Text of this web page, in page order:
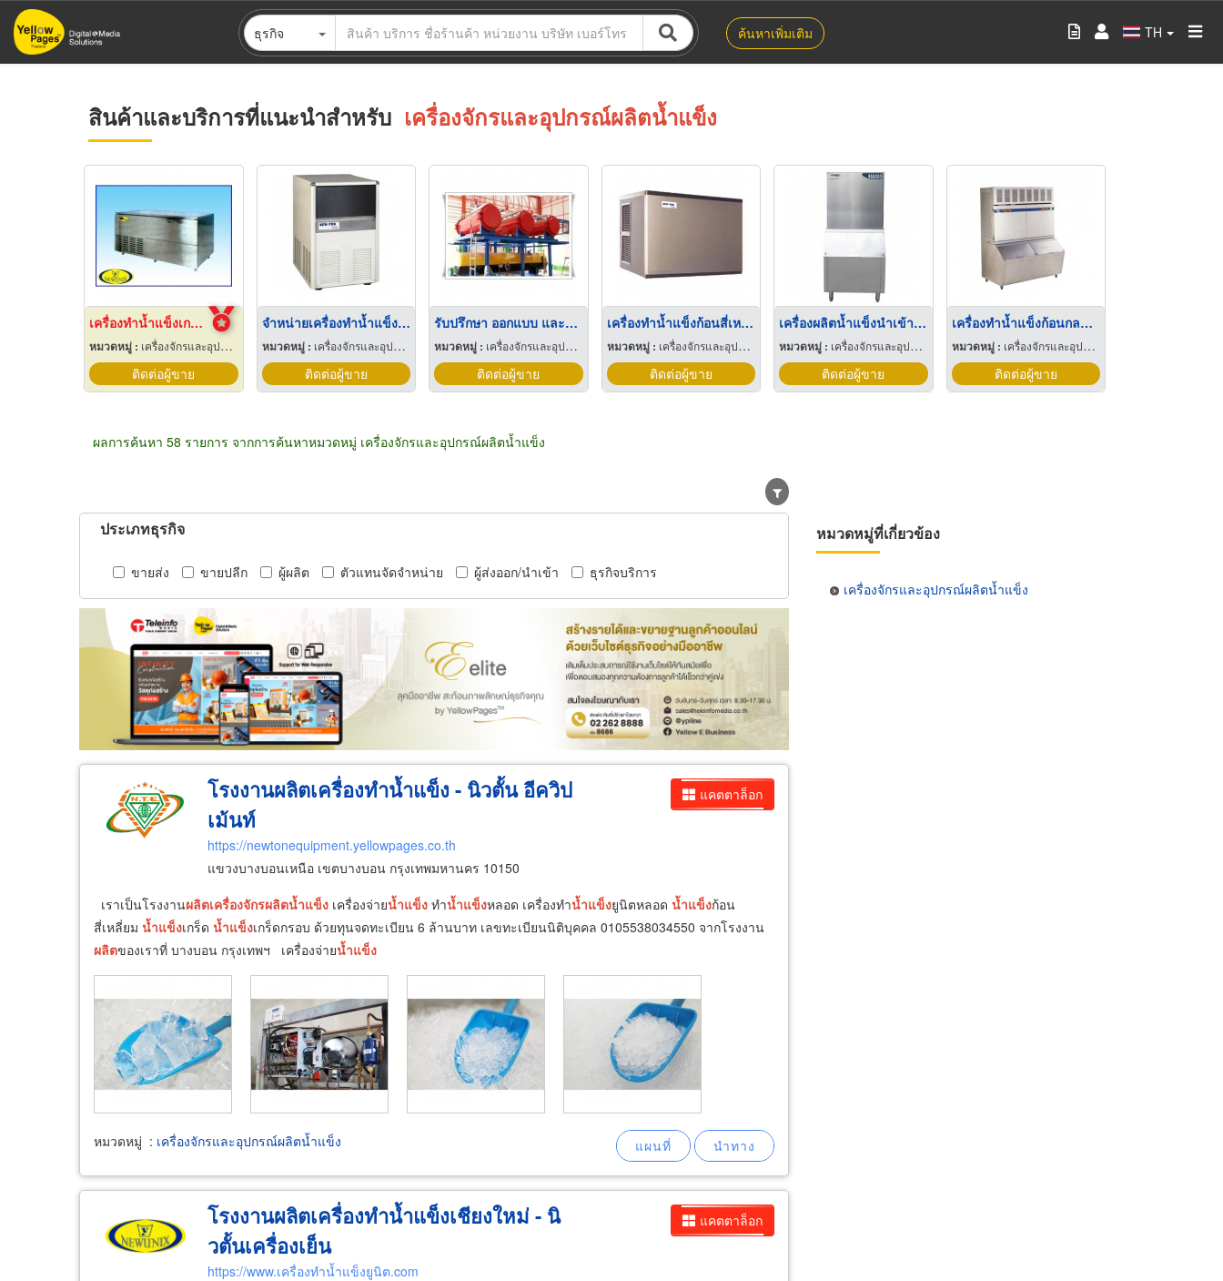
ข้าม
ไป
ธุรกิจ ค้นหาเพิ่มเติม TH
สินค้าและบริการที่แนะนำสำหรับ เครื่องจักรและอุปกรณ์ผลิตน้ำแข็ง
เครื่องทำน้ำแข็งเกล็ด เชียงใหม่
หมวดหมู่ : เครื่องจักรและอุปกรณ์ผลิตน้ำแข็ง
ติดต่อผู้ขาย
จำหน่ายเครื่องทำน้ำแข็งสี่เหลี่ยม
หมวดหมู่ : เครื่องจักรและอุปกรณ์ผลิตน้ำแข็ง
ติดต่อผู้ขาย
รับปรึกษา ออกแบบ และรับสร้างโรงงานผลิตน้ำแข็งทั่วประเทศ
หมวดหมู่ : เครื่องจักรและอุปกรณ์ผลิตน้ำแข็ง
ติดต่อผู้ขาย
เครื่องทำน้ำแข็งก้อนสี่เหลี่ยม นิวตั้น อีลิท
หมวดหมู่ : เครื่องจักรและอุปกรณ์ผลิตน้ำแข็ง
ติดต่อผู้ขาย
เครื่องผลิตน้ำแข็งนำเข้าก้อนสี่เหลี่ยม
หมวดหมู่ : เครื่องจักรและอุปกรณ์ผลิตน้ำแข็ง
ติดต่อผู้ขาย
เครื่องทำน้ำแข็งก้อนกลมใหญ่
หมวดหมู่ : เครื่องจักรและอุปกรณ์ผลิตน้ำแข็ง
ติดต่อผู้ขาย
ผลการค้นหา 58 รายการ จากการค้นหาหมวดหมู่ เครื่องจักรและอุปกรณ์ผลิตน้ำแข็ง
ประเภทธุรกิจ
ขายส่ง ขายปลีก ผู้ผลิต ตัวแทนจัดจำหน่าย ผู้ส่งออก/นำเข้า ธุรกิจบริการ
แคตตาล็อก
โรงงานผลิตเครื่องทำน้ำแข็ง - นิวตั้น อีควิป
เม้นท์
https://newtonequipment.yellowpages.co.th
แขวงบางบอนเหนือ เขตบางบอน กรุงเทพมหานคร 10150
เราเป็นโรงงานผลิตเครื่องจักรผลิตน้ำแข็ง เครื่องจ่ายน้ำแข็ง ทำน้ำแข็งหลอด เครื่องทำน้ำแข็งยูนิตหลอด น้ำแข็งก้อน
สี่เหลี่ยม น้ำแข็งเกร็ด น้ำแข็งเกร็ดกรอบ ด้วยทุนจดทะเบียน 6 ล้านบาท เลขทะเบียนนิติบุคคล 0105538034550 จากโรงงาน
ผลิตของเราที่ บางบอน กรุงเทพฯ เครื่องจ่ายน้ำแข็ง
หมวดหมู่ : เครื่องจักรและอุปกรณ์ผลิตน้ำแข็ง
แคตตาล็อก
โรงงานผลิตเครื่องทำน้ำแข็งเชียงใหม่ - นิ
วตั้นเครื่องเย็น
https://www.เครื่องทำน้ำแข็งยูนิต.com
หมวดหมู่ที่เกี่ยวข้อง
เครื่องจักรและอุปกรณ์ผลิตน้ำแข็ง